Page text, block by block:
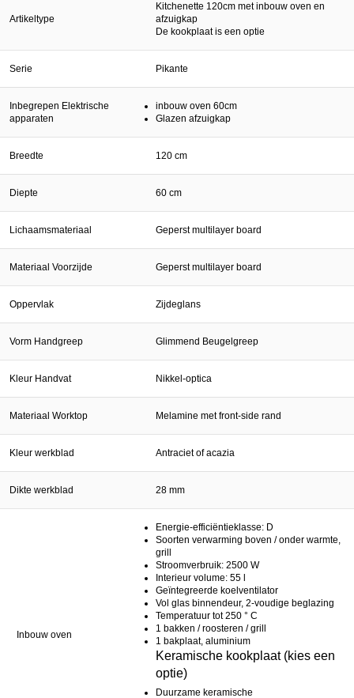
Artikeltype
Kitchenette 120cm met inbouw oven en
afzuigkap
De kookplaat is een optie
Serie Pikante
Inbegrepen Elektrische
apparaten
inbouw oven 60cm
Glazen afzuigkap
Breedte 120 cm
Diepte 60 cm
Lichaamsmateriaal Geperst multilayer board
Materiaal Voorzijde Geperst multilayer board
Oppervlak Zijdeglans
Vorm Handgreep Glimmend Beugelgreep
Kleur Handvat Nikkel-optica
Materiaal Worktop Melamine met front-side rand
Kleur werkblad Antraciet of acazia
Dikte werkblad 28 mm
Inbouw oven
Energie-efficiëntieklasse: D
Soorten verwarming boven / onder warmte,
grill
Stroomverbruik: 2500 W
Interieur volume: 55 l
Geïntegreerde koelventilator
Vol glas binnendeur, 2-voudige beglazing
Temperatuur tot 250 ° C
1 bakken / roosteren / grill
1 bakplaat, aluminium
Keramische kookplaat (kies een
optie)
Duurzame keramische